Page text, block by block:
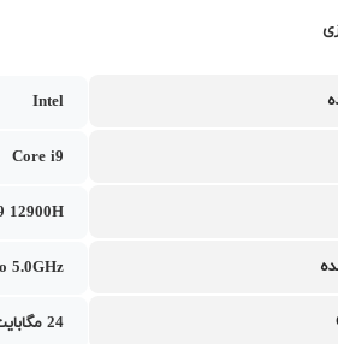
Intel
Core i9
12900H
5.0GHz
24 مگابایت